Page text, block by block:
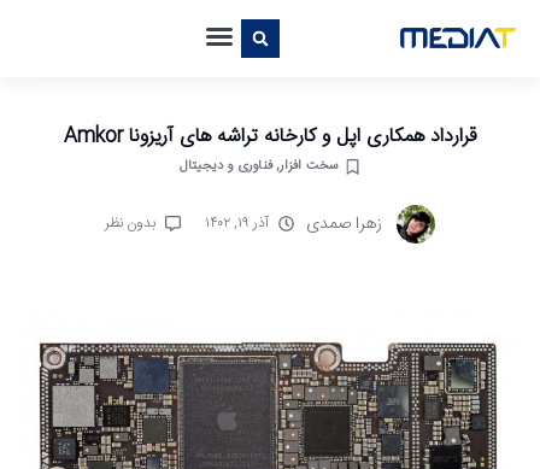
قرارداد همکاری اپل و کارخانه تراشه‌ های آریزونا Amkor
سخت افزار,فناوری و دیجیتال
زهرا صمدی آذر ۱۹, ۱۴۰۲ بدون نظر